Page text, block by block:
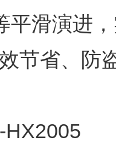
滑演进，
节省、防